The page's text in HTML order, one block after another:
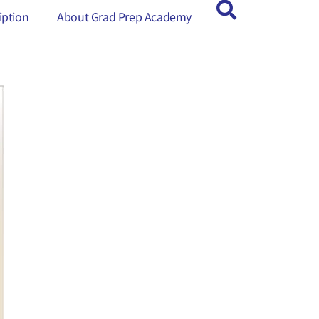
About Grad Prep Academy
About Grad Prep Academy